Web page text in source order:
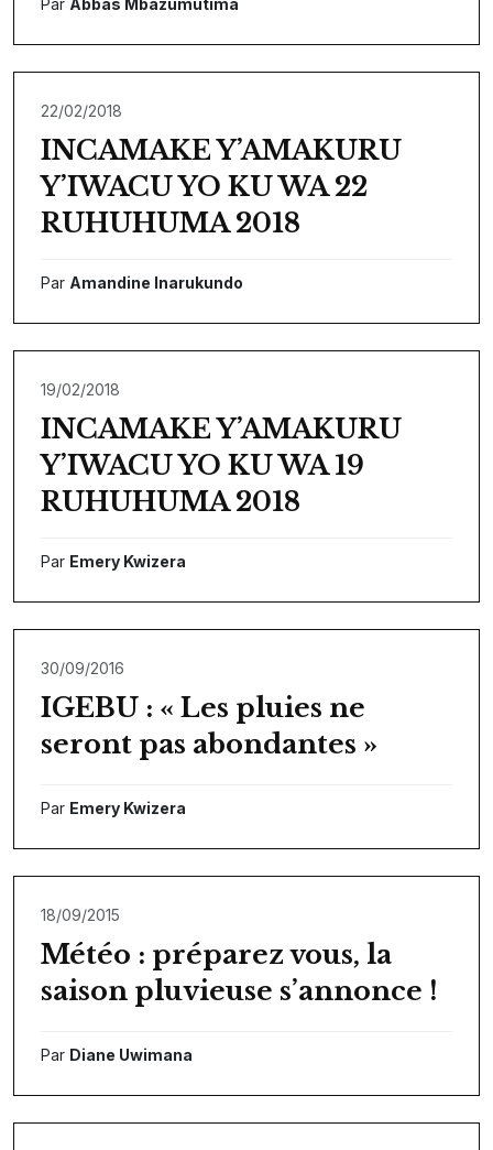
22/02/2018
INCAMAKE Y’AMAKURU
Y’IWACU YO KU WA 22
RUHUHUMA 2018
Par Amandine Inarukundo
19/02/2018
INCAMAKE Y’AMAKURU
Y’IWACU YO KU WA 19
RUHUHUMA 2018
Par Emery Kwizera
30/09/2016
IGEBU : « Les pluies ne
seront pas abondantes »
Par Emery Kwizera
18/09/2015
Météo : préparez vous, la
saison pluvieuse s’annonce !
Par Diane Uwimana